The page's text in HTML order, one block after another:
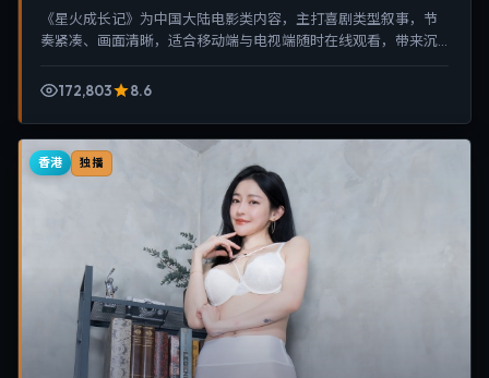
《星火成长记》为中国大陆电影类内容，主打喜剧类型叙事，节
奏紧凑、画面清晰，适合移动端与电视端随时在线观看，带来沉
172,803
8.6
香港 独播